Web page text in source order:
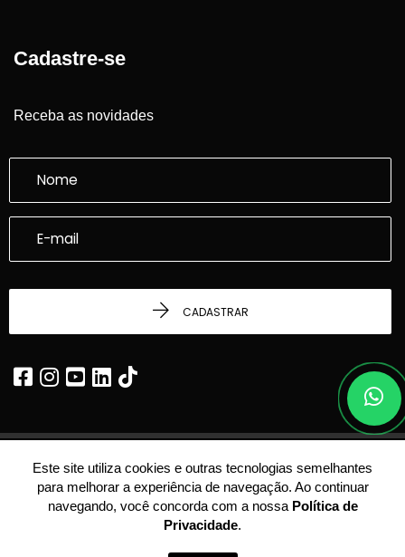
Cadastre-se
Receba as novidades
CADASTRAR
© 2026 - Dalcasta Imobiliária -22.339.969/0001-24 - Todos os Direitos
Reservados.
Este site utiliza cookies e outras tecnologias semelhantes
para melhorar a experiência de navegação. Ao continuar
navegando, você concorda com a nossa Política de
Privacidade.